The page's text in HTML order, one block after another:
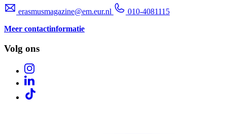
erasmusmagazine@em.eur.nl
010-4081115
Meer contactinformatie
Volg ons